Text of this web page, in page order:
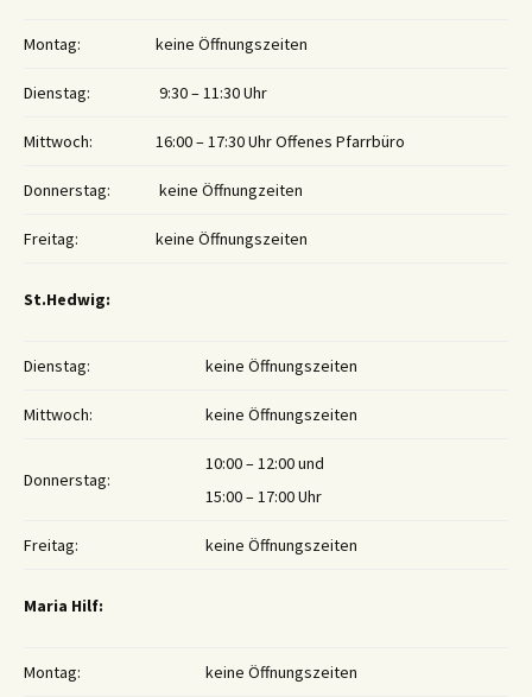
Montag: keine Öffnungszeiten
Dienstag: 9:30 – 11:30 Uhr
Mittwoch: 16:00 – 17:30 Uhr Offenes Pfarrbüro
Donnerstag: keine Öffnungzeiten
Freitag: keine Öffnungszeiten
St.Hedwig:
Dienstag: keine Öffnungszeiten
Mittwoch: keine Öffnungszeiten
Donnerstag:
10:00 – 12:00 und
15:00 – 17:00 Uhr
Freitag: keine Öffnungszeiten
Maria Hilf:
Montag: keine Öffnungszeiten